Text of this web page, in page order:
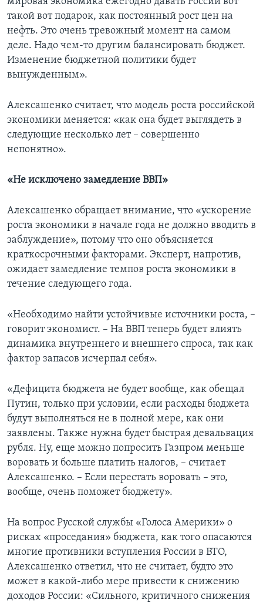
такой вот подарок, как постоянный рост цен на
нефть. Это очень тревожный момент на самом
деле. Надо чем-то другим балансировать бюджет.
Изменение бюджетной политики будет
вынужденным».
Алексашенко считает, что модель роста российской
экономики меняется: «как она будет выглядеть в
следующие несколько лет – совершенно
непонятно».
«Не исключено замедление ВВП»
Алексашенко обращает внимание, что «ускорение
роста экономики в начале года не должно вводить в
заблуждение», потому что оно объясняется
краткосрочными факторами. Эксперт, напротив,
ожидает замедление темпов роста экономики в
течение следующего года.
«Необходимо найти устойчивые источники роста, –
говорит экономист. – На ВВП теперь будет влиять
динамика внутреннего и внешнего спроса, так как
фактор запасов исчерпал себя».
«Дефицита бюджета не будет вообще, как обещал
Путин, только при условии, если расходы бюджета
будут выполняться не в полной мере, как они
заявлены. Также нужна будет быстрая девальвация
рубля. Ну, еще можно попросить Газпром меньше
воровать и больше платить налогов, – считает
Алексашенко. – Если перестать воровать – это,
вообще, очень поможет бюджету».
На вопрос Русской службы «Голоса Америки» о
рисках «проседания» бюджета, как того опасаются
многие противники вступления России в ВТО,
Алексашенко ответил, что не считает, будто это
может в какой-либо мере привести к снижению
доходов России: «Сильного, критичного снижения